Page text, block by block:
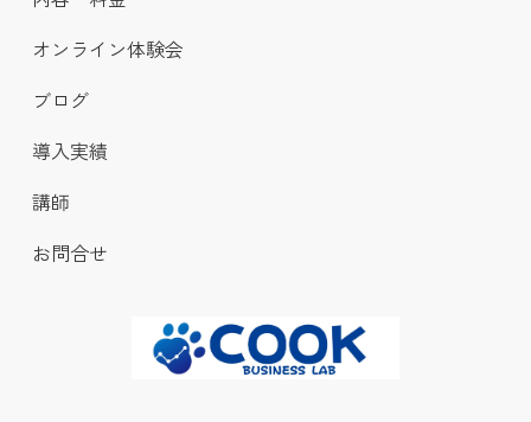
オンライン体験会
ブログ
導入実績
講師
お問合せ